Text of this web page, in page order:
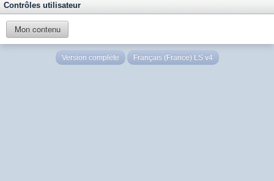
Contrôles utilisateur
Mon contenu
Version complète Français (France) LS v4